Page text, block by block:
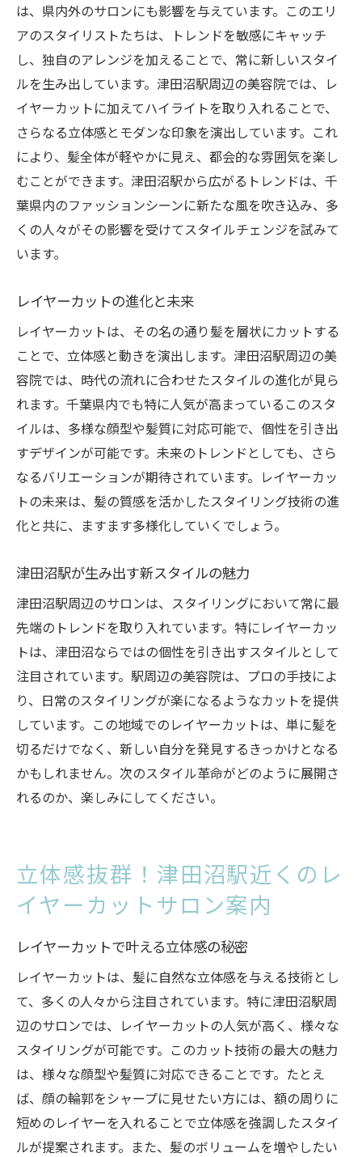
は、県内外のサロンにも影響を与えています。このエリ
アのスタイリストたちは、トレンドを敏感にキャッチ
し、独自のアレンジを加えることで、常に新しいスタイ
ルを生み出しています。津田沼駅周辺の美容院では、レ
イヤーカットに加えてハイライトを取り入れることで、
さらなる立体感とモダンな印象を演出しています。これ
により、髪全体が軽やかに見え、都会的な雰囲気を楽し
むことができます。津田沼駅から広がるトレンドは、千
葉県内のファッションシーンに新たな風を吹き込み、多
くの人々がその影響を受けてスタイルチェンジを試みて
います。
レイヤーカットの進化と未来
レイヤーカットは、その名の通り髪を層状にカットする
ことで、立体感と動きを演出します。津田沼駅周辺の美
容院では、時代の流れに合わせたスタイルの進化が見ら
れます。千葉県内でも特に人気が高まっているこのスタ
イルは、多様な顔型や髪質に対応可能で、個性を引き出
すデザインが可能です。未来のトレンドとしても、さら
なるバリエーションが期待されています。レイヤーカッ
トの未来は、髪の質感を活かしたスタイリング技術の進
化と共に、ますます多様化していくでしょう。
津田沼駅が生み出す新スタイルの魅力
津田沼駅周辺のサロンは、スタイリングにおいて常に最
先端のトレンドを取り入れています。特にレイヤーカッ
トは、津田沼ならではの個性を引き出すスタイルとして
注目されています。駅周辺の美容院は、プロの手技によ
り、日常のスタイリングが楽になるようなカットを提供
しています。この地域でのレイヤーカットは、単に髪を
切るだけでなく、新しい自分を発見するきっかけとなる
かもしれません。次のスタイル革命がどのように展開さ
れるのか、楽しみにしてください。
立体感抜群！津田沼駅近くのレ
イヤーカットサロン案内
レイヤーカットで叶える立体感の秘密
レイヤーカットは、髪に自然な立体感を与える技術とし
て、多くの人々から注目されています。特に津田沼駅周
辺のサロンでは、レイヤーカットの人気が高く、様々な
スタイリングが可能です。このカット技術の最大の魅力
は、様々な顔型や髪質に対応できることです。たとえ
ば、顔の輪郭をシャープに見せたい方には、額の周りに
短めのレイヤーを入れることで立体感を強調したスタイ
ルが提案されます。また、髪のボリュームを増やしたい